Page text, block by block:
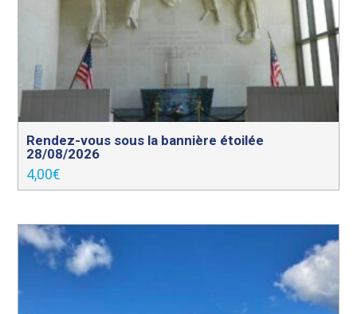
Rendez-vous sous la bannière étoilée
28/08/2026
4,00€